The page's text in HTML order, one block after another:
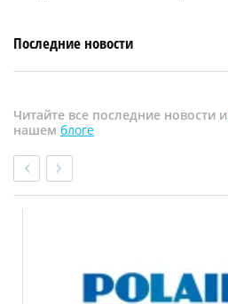
Последние новости
Читайте все последние новости и
нашем блоге